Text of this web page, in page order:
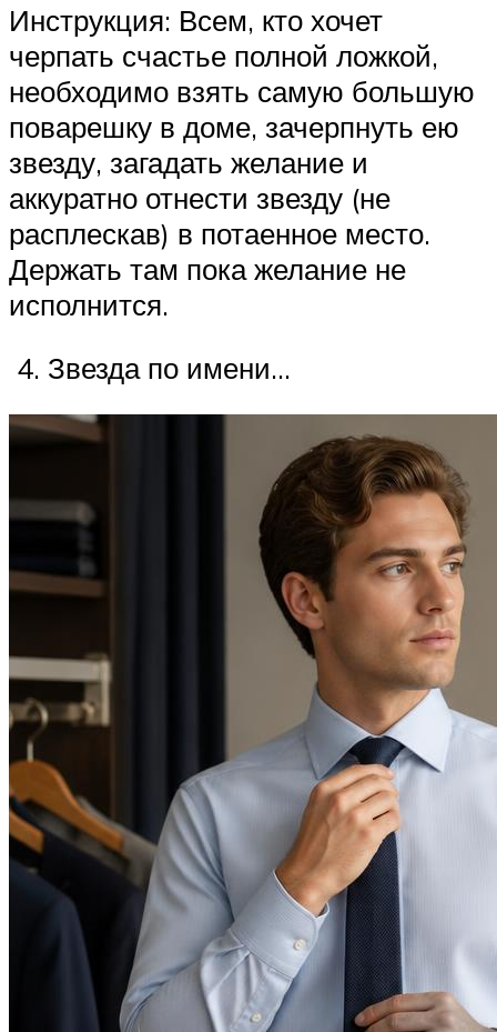
Инструкция: Всем, кто хочет
черпать счастье полной ложкой,
необходимо взять самую большую
поварешку в доме, зачерпнуть ею
звезду, загадать желание и
аккуратно отнести звезду (не
расплескав) в потаенное место.
Держать там пока желание не
исполнится.
4. Звезда по имени…